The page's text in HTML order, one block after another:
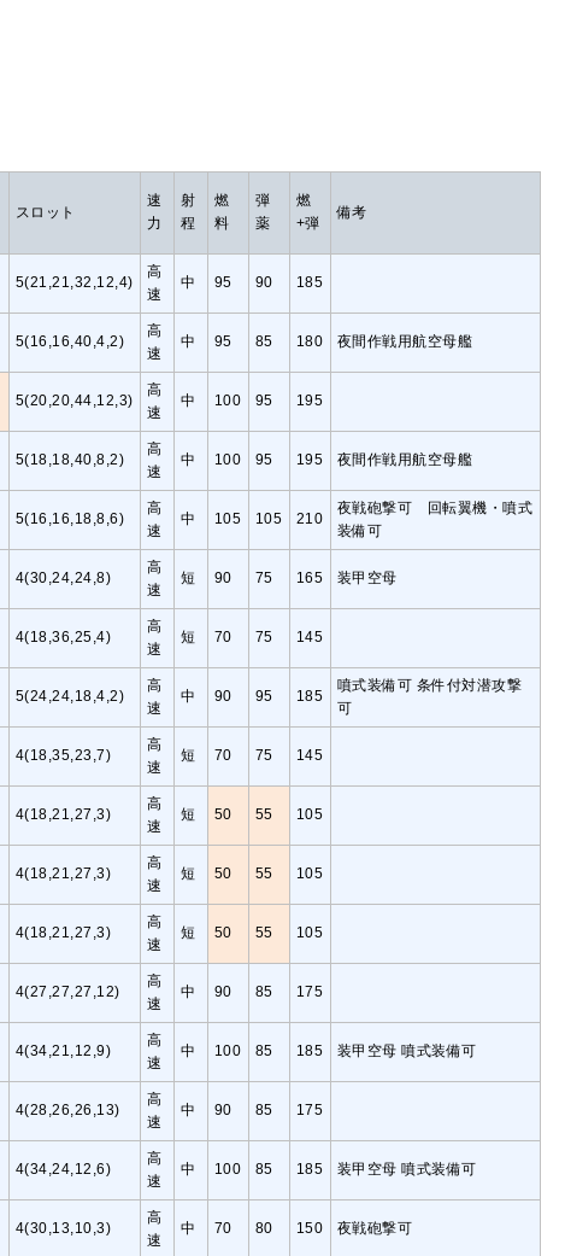
スロット
速
力
射
程
燃
料
弾
薬
燃
+弾
備考
5(21,21,32,12,4)
高
速
中 95 90 185
5(16,16,40,4,2)
高
速
中 95 85 180 夜間作戦用航空母艦
5(20,20,44,12,3)
高
速
中 100 95 195
5(18,18,40,8,2)
高
速
中 100 95 195 夜間作戦用航空母艦
5(16,16,18,8,6)
高
速
中 105 105 210
夜戦砲撃可 回転翼機・噴式
装備可
4(30,24,24,8)
高
速
短 90 75 165 装甲空母
4(18,36,25,4)
高
速
短 70 75 145
5(24,24,18,4,2)
高
速
中 90 95 185
噴式装備可 条件付対潜攻撃
可
4(18,35,23,7)
高
速
短 70 75 145
4(18,21,27,3)
高
速
短 50 55 105
4(18,21,27,3)
高
速
短 50 55 105
4(18,21,27,3)
高
速
短 50 55 105
4(27,27,27,12)
高
速
中 90 85 175
4(34,21,12,9)
高
速
中 100 85 185 装甲空母 噴式装備可
4(28,26,26,13)
高
速
中 90 85 175
4(34,24,12,6)
高
速
中 100 85 185 装甲空母 噴式装備可
4(30,13,10,3)
高
速
中 70 80 150 夜戦砲撃可